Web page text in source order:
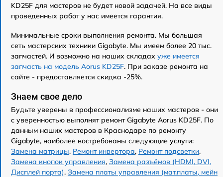
KD25F для мастеров не будет новой задачей. На все виды
проведенных работ у нас имеется гарантия.
Минимальные сроки выполнения ремонта. Мы большая
сеть мастерских техники Gigabyte. Мы имеем более 20 тыс.
запчастей. И возможно на наших складах уже имеется
запчасть на модель Aorus KD25F. При заказе ремонта на
сайте - предоставляется скидка -25%.
Знаем свое дело
Будьте уверены в профессионализме наших мастеров - они
с уверенностью выполнят ремонт Gigabyte Aorus KD25F. По
данным наших мастеров в Краснодаре по ремонту
Gigabyte, наиболее востребованы следующие услуги:
Замена матрицы, Ремонт инвертора, Ремонт подсветки,
Замена кнопок управления, Замена разъёмов (HDMI, DVI,
Дисплей порта), Замена платы управления (мат.платы, мейн